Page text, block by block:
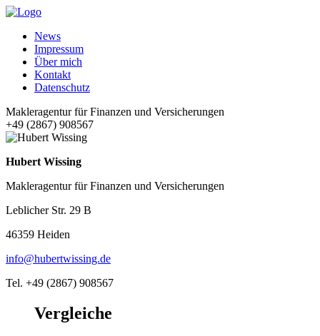
News
Impressum
Über mich
Kontakt
Datenschutz
Makleragentur für Finanzen und Versicherungen
+49 (2867) 908567
Hubert Wissing
Makleragentur für Finanzen und Versicherungen
Leblicher Str. 29 B
46359 Heiden
info@hubertwissing.de
Tel. +49 (2867) 908567
Vergleiche